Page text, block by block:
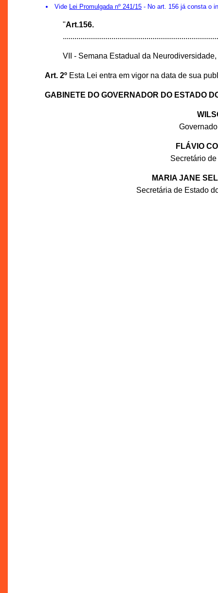
Vide Lei Promulgada nº 241/15 - No art. 156 já consta o
"Art.156.
VII - Semana Estadual da
Art. 2ºEsta Lei entra em vigor na data de sua
GABINETE DO GOVERNADOR DO ESTADO
FLÁVIO
Secretário
MARIA JANE
Secretária de Estado